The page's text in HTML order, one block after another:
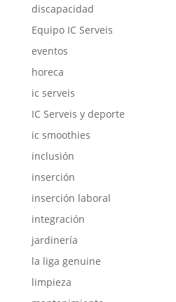
discapacidad
Equipo IC Serveis
eventos
horeca
ic serveis
IC Serveis y deporte
ic smoothies
inclusión
inserción
inserción laboral
integración
jardinería
la liga genuine
limpieza